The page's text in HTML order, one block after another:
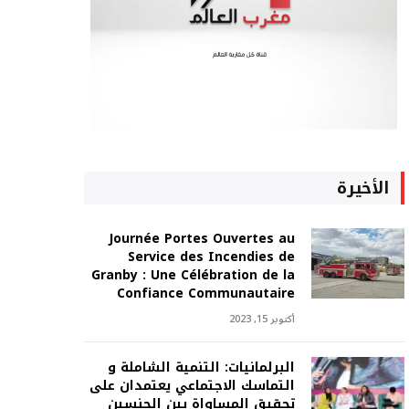
الأخيرة
Journée Portes Ouvertes au
Service des Incendies de
Granby : Une Célébration de la
Confiance Communautaire
أكتوبر 15, 2023
البرلمانيات: التنمية الشاملة و
التماسك الاجتماعي يعتمدان على
تحقيق المساواة بين الجنسين